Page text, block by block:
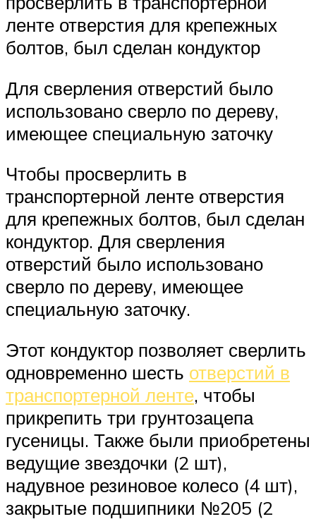
ленте отверстия для крепежных
болтов, был сделан кондуктор
Для сверления отверстий было
использовано сверло по дереву,
имеющее специальную заточку
Чтобы просверлить в
транспортерной ленте отверстия
для крепежных болтов, был сделан
кондуктор. Для сверления
отверстий было использовано
сверло по дереву, имеющее
специальную заточку.
Этот кондуктор позволяет сверлить
одновременно шесть отверстий в
транспортерной ленте, чтобы
прикрепить три грунтозацепа
гусеницы. Также были приобретены
ведущие звездочки (2 шт),
надувное резиновое колесо (4 шт),
закрытые подшипники №205 (2